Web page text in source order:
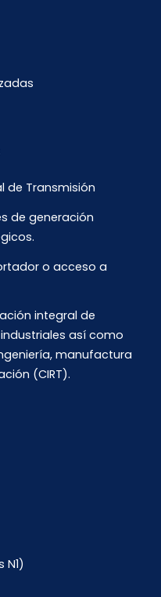
de Transmisión
de generación
o acceso a
integral de
así como
manufactura
(CIRT).
N1)